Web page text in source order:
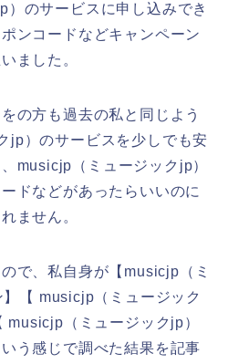
のサービスに申し込みでき
ンコードなどキャンペーン
ました。
の方も過去の私と同じよう
jp）のサービスを少しでも安
musicjp（ミュージックjp）
ドなどがあったらいいのに
ません。
で、私自身が【musicjp（ミ
【 musicjp（ミュージック
musicjp（ミュージックjp）
う感じで調べた結果を記事